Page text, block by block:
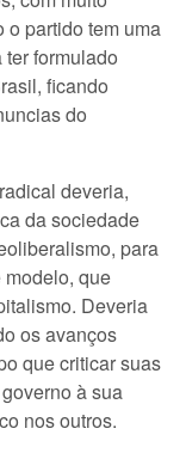
o partido tem uma
formulado
ficando
do
deveria,
da sociedade
para
que
Deveria
os avanços
que criticar suas
à sua
nos outros.